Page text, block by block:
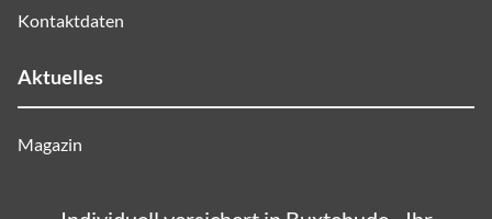
Kontaktdaten
Aktuelles
Magazin